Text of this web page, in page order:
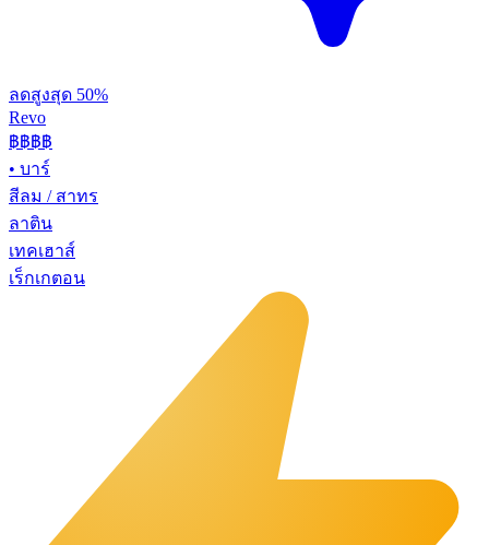
ลดสูงสุด 50%
Revo
฿฿฿฿
• บาร์
สีลม / สาทร
ลาติน
เทคเฮาส์
เร็กเกตอน